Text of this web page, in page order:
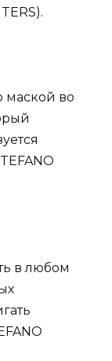
маской во
в любом